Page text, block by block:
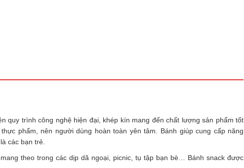
quy trình công nghệ hiện đại, khép kín mang đến chất lượng sản phẩm tốt
phẩm, nên người dùng hoàn toàn yên tâm. Bánh giúp cung cấp năng
các bạn trẻ.
theo trong các dịp dã ngoại, picnic, tụ tập bạn bè… Bánh snack được